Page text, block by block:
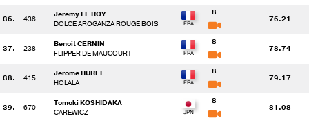
36. 436
Jeremy LE ROY
DOLCE AROGANZA ROUGE BOIS
8
76.21
37. 238
Benoit CERNIN
FLIPPER DE MAUCOURT
8
78.74
38. 415
Jerome HUREL
HOLALA
8
79.17
39. 670
Tomoki KOSHIDAKA
CAREWICZ
8
81.08